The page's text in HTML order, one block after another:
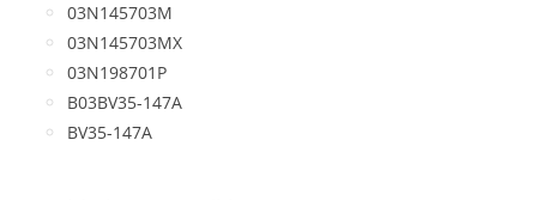
03N145703M
03N145703MX
03N198701P
B03BV35-147A
BV35-147A